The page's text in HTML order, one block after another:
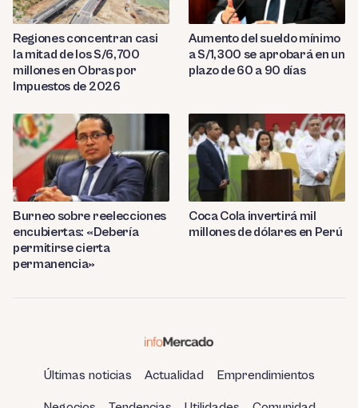
Regiones concentran casi
la mitad de los S/6,700
millones en Obras por
Impuestos de 2026
Aumento del sueldo mínimo
a S/1,300 se aprobará en un
plazo de 60 a 90 días
Burneo sobre reelecciones
encubiertas: «Debería
permitirse cierta
permanencia»
Coca Cola invertirá mil
millones de dólares en Perú
Últimas noticias Actualidad Emprendimientos